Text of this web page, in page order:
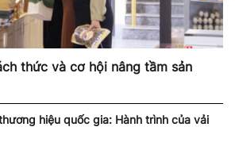
thức và cơ hội nâng tầm sản
hiệu quốc gia: Hành trình của vải